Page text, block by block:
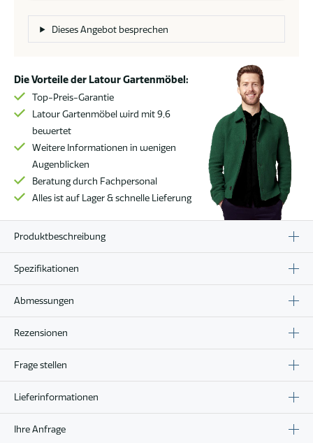
MengeDieses Angebot besprechen
Die Vorteile der Latour Gartenmöbel:
Top-Preis-Garantie
Latour Gartenmöbel wird mit 9,6
bewertet
Weitere Informationen in wenigen
Augenblicken
Beratung durch Fachpersonal
Alles ist auf Lager & schnelle Lieferung
Produktbeschreibung
Spezifikationen
Abmessungen
Rezensionen
Frage stellen
Lieferinformationen
Ihre Anfrage